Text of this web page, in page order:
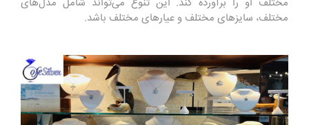
مختلف، سایزهای مختلف و عیارهای مختلف باشد.